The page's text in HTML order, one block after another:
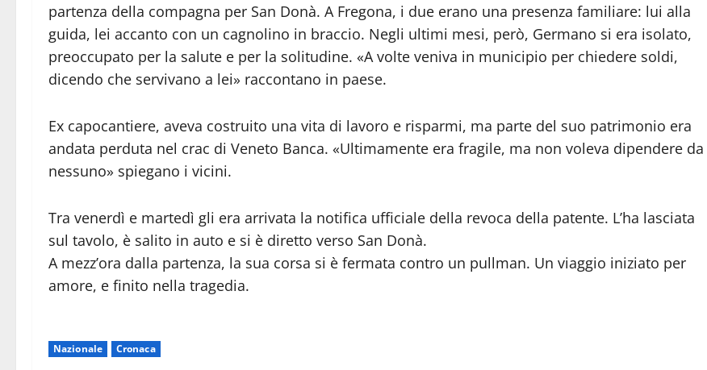
partenza della compagna per San Donà. A Fregona, i due erano una presenza familiare: lui alla
guida, lei accanto con un cagnolino in braccio. Negli ultimi mesi, però, Germano si era isolato,
preoccupato per la salute e per la solitudine. «A volte veniva in municipio per chiedere soldi,
dicendo che servivano a lei» raccontano in paese.
Ex capocantiere, aveva costruito una vita di lavoro e risparmi, ma parte del suo patrimonio era
andata perduta nel crac di Veneto Banca. «Ultimamente era fragile, ma non voleva dipendere da
nessuno» spiegano i vicini.
Tra venerdì e martedì gli era arrivata la notifica ufficiale della revoca della patente. L’ha lasciata
sul tavolo, è salito in auto e si è diretto verso San Donà.
A mezz’ora dalla partenza, la sua corsa si è fermata contro un pullman. Un viaggio iniziato per
amore, e finito nella tragedia.
Nazionale Cronaca